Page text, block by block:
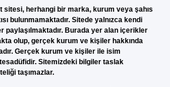
sitesi, herhangi bir marka, kurum veya şahıs
bulunmamaktadır. Sitede yalnızca kendi
paylaşılmaktadır. Burada yer alan içerikler
olup, gerçek kurum ve kişiler hakkında
Gerçek kurum ve kişiler ile isim
Sitemizdeki bilgiler taslak
taşımazlar.